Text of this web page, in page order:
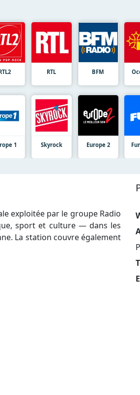
RTL BFM
1 Skyrock Europe 2
exploitée par le groupe Radio
sport et culture — dans les
La station couvre également